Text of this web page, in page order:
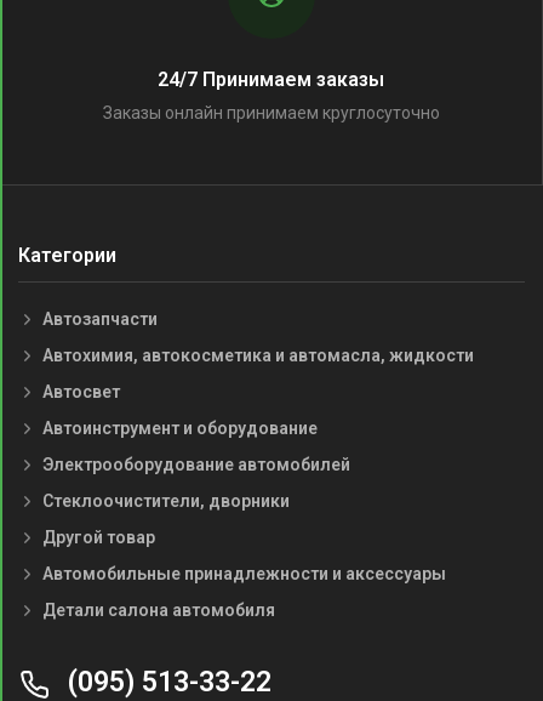
24/7 Принимаем заказы
Заказы онлайн принимаем круглосуточно
Категории
Автозапчасти
Автохимия, автокосметика и автомасла, жидкости
Автосвет
Автоинструмент и оборудование
Электрооборудование автомобилей
Стеклоочистители, дворники
Другой товар
Автомобильные принадлежности и аксессуары
Детали салона автомобиля
(095) 513-33-22